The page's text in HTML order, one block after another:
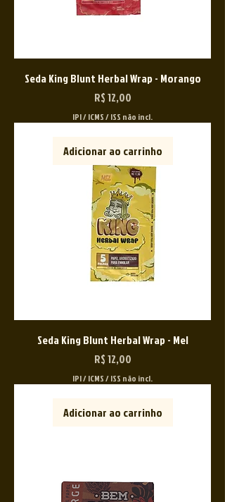
Seda King Blunt Herbal Wrap - Morango
Preço
R$ 12,00
IPI / ICMS / ISS não incl.
Adicionar ao carrinho
Seda King Blunt Herbal Wrap - Mel
Preço
R$ 12,00
IPI / ICMS / ISS não incl.
Adicionar ao carrinho